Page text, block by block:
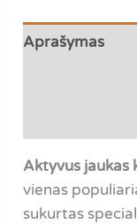
Aprašymas
Aktyvus jaukas
vienas
sukurtas